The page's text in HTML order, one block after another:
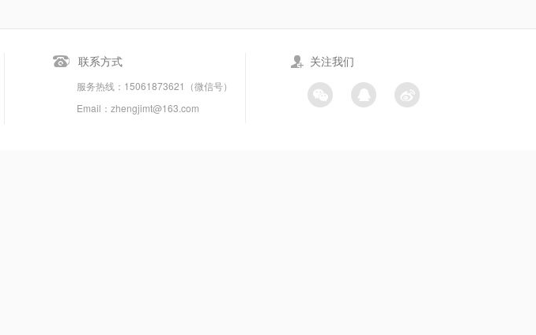
联系方式
服务热线：15061873621（微信号）
Email：zhengjimt@163.com
关注我们